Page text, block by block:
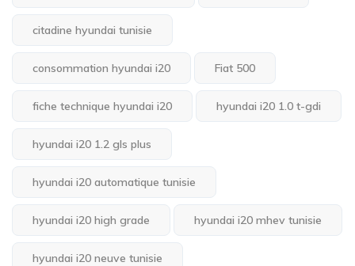
citadine hyundai tunisie
consommation hyundai i20 Fiat 500
fiche technique hyundai i20 hyundai i20 1.0 t-gdi
hyundai i20 1.2 gls plus
hyundai i20 automatique tunisie
hyundai i20 high grade hyundai i20 mhev tunisie
hyundai i20 neuve tunisie